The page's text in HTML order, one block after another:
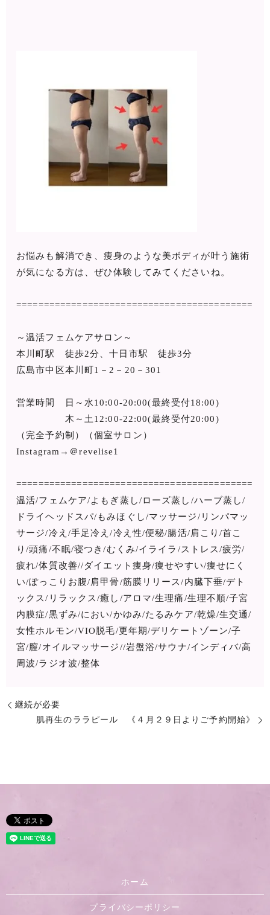
お悩みも解消でき、痩身のような美ボディが叶う施術
が気になる方は、ぜひ体験してみてくださいね。
===========================================
～温活フェムケアサロン～
本川町駅 徒歩2分、十日市駅 徒歩3分
広島市中区本川町1－2－20－301
営業時間 日～水10:00-20:00(最終受付18:00)
木～土12:00-22:00(最終受付20:00)
（完全予約制）（個室サロン）
Instagram→＠revelise1
===========================================
温活/フェムケア/よもぎ蒸し/ローズ蒸し/ハーブ蒸し/
ドライヘッドスパ/もみほぐし/マッサージ/リンパマッ
サージ/冷え/手足冷え/冷え性/便秘/腸活/肩こり/首こ
り/頭痛/不眠/寝つき/むくみ/イライラ/ストレス/疲労/
疲れ/体質改善//ダイエット痩身/痩せやすい/痩せにく
い/ぽっこりお腹/肩甲骨/筋膜リリース/内臓下垂/デト
ックス/リラックス/癒し/アロマ/生理痛/生理不順/子宮
内膜症/黒ずみ/におい/かゆみ/たるみケア/乾燥/生交通/
女性ホルモン/VIO脱毛/更年期/デリケートゾーン/子
宮/膣/オイルマッサージ//岩盤浴/サウナ/インディバ/高
周波/ラジオ波/整体
継続が必要
肌再生のララピール 《４月２９日よりご予約開始》
ホーム
プライバシーポリシー